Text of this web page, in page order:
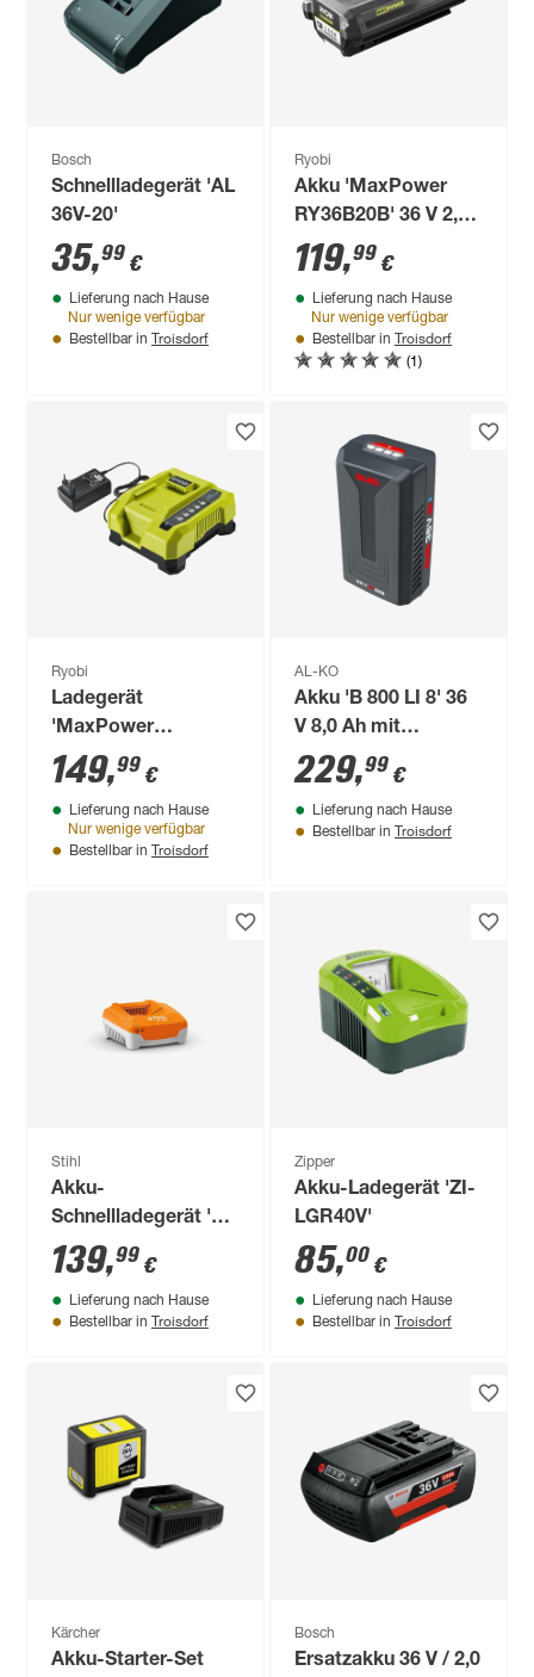
Bosch
Schnellladegerät 'AL
36V-20'
35,99 €
Lieferung nach Hause
Nur wenige verfügbar
Bestellbar in Troisdorf
Ryobi
Akku 'MaxPower
RY36B20B' 36 V 2,0
Ah
119,99 €
Lieferung nach Hause
Nur wenige verfügbar
Bestellbar in Troisdorf
(1)
Ryobi
Ladegerät
'MaxPower
RY36C60A' 36 V 6,0
A
149,99 €
Lieferung nach Hause
Nur wenige verfügbar
Bestellbar in Troisdorf
AL-KO
Akku 'B 800 LI 8' 36
V 8,0 Ah mit
Bluetooth-
Technologie
229,99 €
Lieferung nach Hause
Bestellbar in Troisdorf
Stihl
Akku-
Schnellladegerät 'AL
301'
139,99 €
Lieferung nach Hause
Bestellbar in Troisdorf
Zipper
Akku-Ladegerät 'ZI-
LGR40V'
85,00 €
Lieferung nach Hause
Bestellbar in Troisdorf
Kärcher
Akku-Starter-Set
Bosch
Ersatzakku 36 V / 2,0